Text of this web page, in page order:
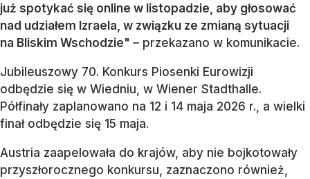
już spotykać się online w listopadzie, aby głosować
nad udziałem Izraela, w związku ze zmianą sytuacji
na Bliskim Wschodzie" – przekazano w komunikacie.
Jubileuszowy 70. Konkurs Piosenki Eurowizji
odbędzie się w Wiedniu, w Wiener Stadthalle.
Półfinały zaplanowano na 12 i 14 maja 2026 r., a wielki
finał odbędzie się 15 maja.
Austria zaapelowała do krajów, aby nie bojkotowały
przyszłorocznego konkursu, zaznaczono również,